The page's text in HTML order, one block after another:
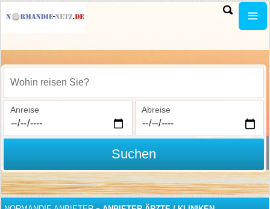
Wohin reisen Sie?
Anreise Abreise
Suchen